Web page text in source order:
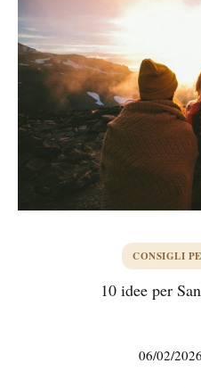
CONSIGLI
10 idee per
06/02/2026